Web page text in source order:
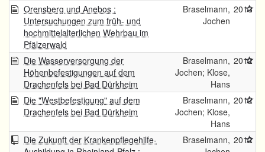
Orensberg und Anebos :
Untersuchungen zum früh- und
hochmittelalterlichen Wehrbau im
Pfälzerwald
Braselmann,
Jochen
2013
Die Wasserversorgung der
Höhenbefestigungen auf dem
Drachenfels bei Bad Dürkheim
Braselmann,
Jochen; Klose,
Hans
2012
Die "Westbefestigung" auf dem
Drachenfels bei Bad Dürkheim
Braselmann,
Jochen; Klose,
Hans
2012
Die Zukunft der Krankenpflegehilfe-
Braselmann, 2012